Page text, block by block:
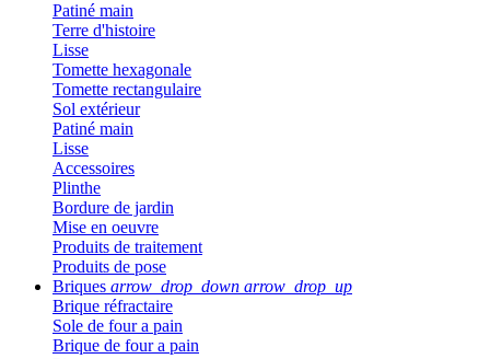
Patiné main
Terre d'histoire
Lisse
Tomette hexagonale
Tomette rectangulaire
Sol extérieur
Patiné main
Lisse
Accessoires
Plinthe
Bordure de jardin
Mise en oeuvre
Produits de traitement
Produits de pose
Briques arrow_drop_down arrow_drop_up
Brique réfractaire
Sole de four a pain
Brique de four a pain